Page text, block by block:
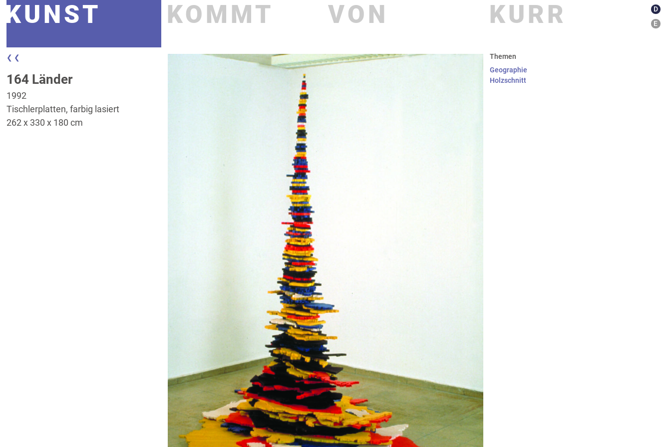
KUNST KOMMT VON KURR
D
E
❮ ❮
164 Länder
1992
Tischlerplatten, farbig lasiert
262 x 330 x 180 cm
Themen
Geographie
Holzschnitt